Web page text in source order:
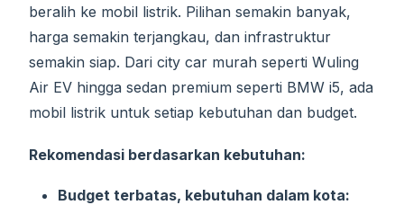
beralih ke mobil listrik. Pilihan semakin banyak,
harga semakin terjangkau, dan infrastruktur
semakin siap. Dari city car murah seperti Wuling
Air EV hingga sedan premium seperti BMW i5, ada
mobil listrik untuk setiap kebutuhan dan budget.
Rekomendasi berdasarkan kebutuhan:
Budget terbatas, kebutuhan dalam kota: